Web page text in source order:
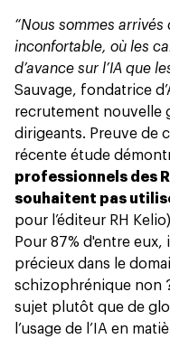
“Nous sommes
inconfortable, où les
d’avance sur l’IA que
Sauvage, fondatrice d’
recrutement nouvelle
dirigeants. Preuve de
récente étude
professionnels des
souhaitent pas
pour l’éditeur RH
Kelio
Pour 87% d'entre
précieux dans le
schizophrénique non
sujet plutôt que de
l’usage de l’IA en